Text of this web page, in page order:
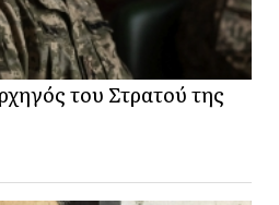
του Στρατού της